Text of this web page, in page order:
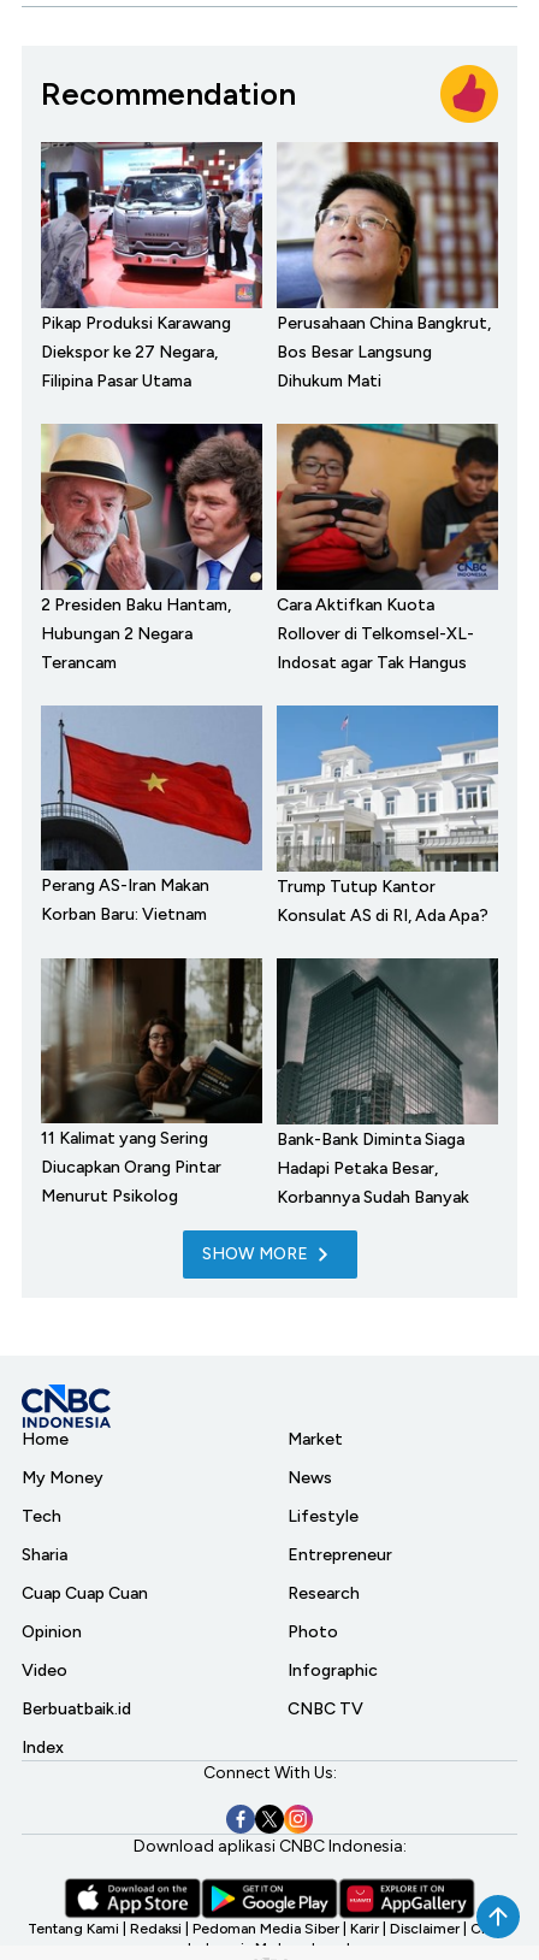
Recommendation
Pikap Produksi Karawang
Diekspor ke 27 Negara,
Filipina Pasar Utama
Perusahaan China Bangkrut,
Bos Besar Langsung
Dihukum Mati
2 Presiden Baku Hantam,
Hubungan 2 Negara
Terancam
Cara Aktifkan Kuota
Rollover di Telkomsel-XL-
Indosat agar Tak Hangus
Perang AS-Iran Makan
Korban Baru: Vietnam
Trump Tutup Kantor
Konsulat AS di RI, Ada Apa?
11 Kalimat yang Sering
Diucapkan Orang Pintar
Menurut Psikolog
Bank-Bank Diminta Siaga
Hadapi Petaka Besar,
Korbannya Sudah Banyak
SHOW MORE
Home
My Money
Tech
Sharia
Cuap Cuap Cuan
Opinion
Video
Berbuatbaik.id
Index
Market
News
Lifestyle
Entrepreneur
Research
Photo
Infographic
CNBC TV
Connect With Us:
Download aplikasi CNBC Indonesia:
Tentang Kami Redaksi Pedoman Media Siber Karir Disclaimer CNBC
Indonesia My Investment